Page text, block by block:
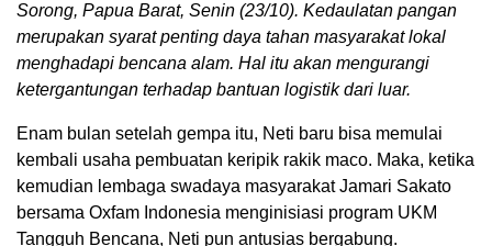
Sorong, Papua Barat, Senin (23/10). Kedaulatan pangan
merupakan syarat penting daya tahan masyarakat lokal
menghadapi bencana alam. Hal itu akan mengurangi
ketergantungan terhadap bantuan logistik dari luar.
Enam bulan setelah gempa itu, Neti baru bisa memulai
kembali usaha pembuatan keripik rakik maco. Maka, ketika
kemudian lembaga swadaya masyarakat Jamari Sakato
bersama Oxfam Indonesia menginisiasi program UKM
Tangguh Bencana, Neti pun antusias bergabung.